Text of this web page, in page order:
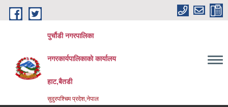
Skip to main content
पुर्चौडी नगरपालिका
नगरकार्यपालिकाकाे कार्यालय
हाट,बैतडी
सुदुरपश्चिम प्रदेश,नेपाल